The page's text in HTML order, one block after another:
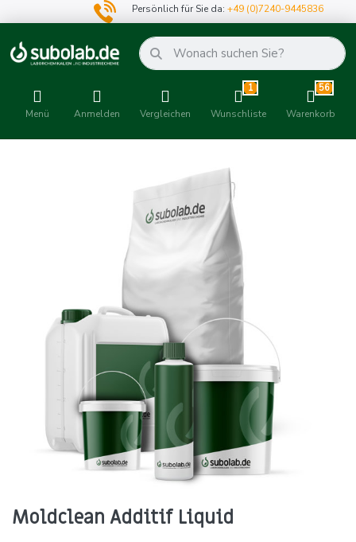
Persönlich für Sie da:+49 (0)7240-9445836
Menü Anmelden Vergleichen
1
Wunschliste
56
Warenkorb
Moldclean Additif Liquid